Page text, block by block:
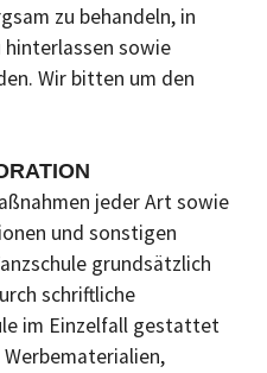
zu behandeln, in
hinterlassen sowie
Wir bitten um den
jeder Art sowie
und sonstigen
grundsätzlich
schriftliche
im Einzelfall gestattet